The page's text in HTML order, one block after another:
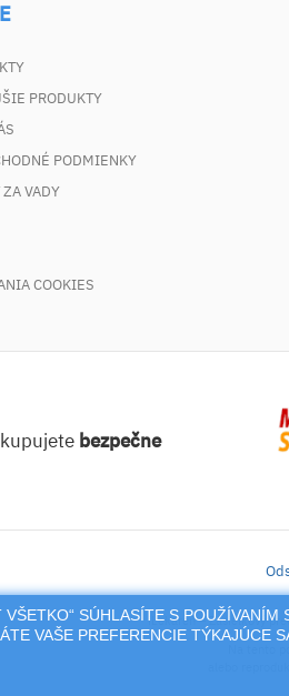
PRODUKTY
PODMIENKY
VADY
COOKIES
VŠETKO“ SÚHLASÍTE S
VAŠE PREFERENCIE TÝKAJÚCE
bezpečne
iLekáreň – Zásielkový
alebo